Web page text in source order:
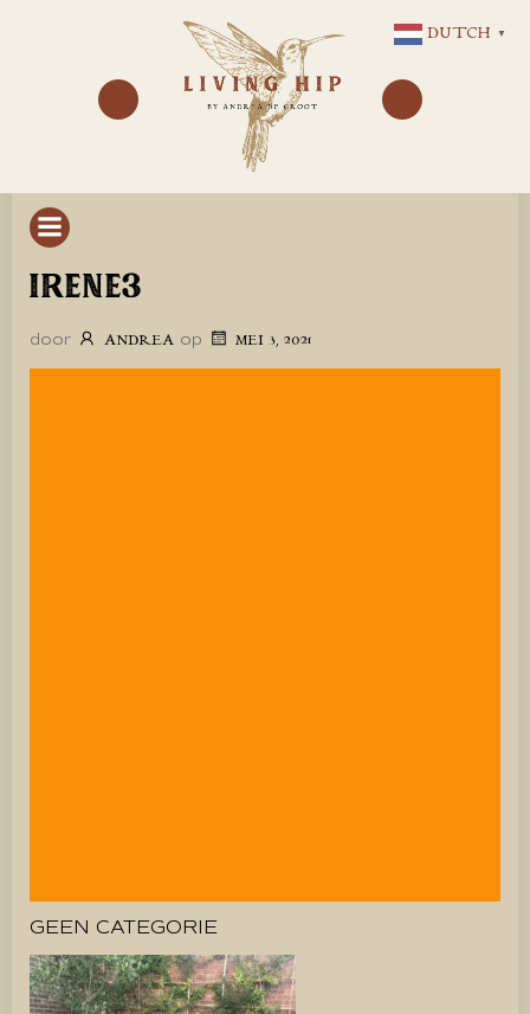
NAAR
DE
INHOUD
IRENE3
door ANDREA op MEI 3, 2021
GEEN CATEGORIE
DUTCH ▼